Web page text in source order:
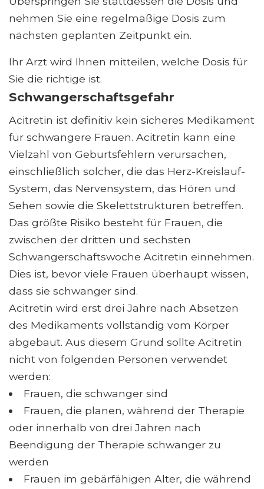
nehmen Sie eine regelmäßige Dosis zum
nächsten geplanten Zeitpunkt ein.
Ihr Arzt wird Ihnen mitteilen, welche Dosis für
Sie die richtige ist.
Schwangerschaftsgefahr
Acitretin ist definitiv kein sicheres Medikament
für schwangere Frauen. Acitretin kann eine
Vielzahl von Geburtsfehlern verursachen,
einschließlich solcher, die das Herz-Kreislauf-
System, das Nervensystem, das Hören und
Sehen sowie die Skelettstrukturen betreffen.
Das größte Risiko besteht für Frauen, die
zwischen der dritten und sechsten
Schwangerschaftswoche Acitretin einnehmen.
Dies ist, bevor viele Frauen überhaupt wissen,
dass sie schwanger sind.
Acitretin wird erst drei Jahre nach Absetzen
des Medikaments vollständig vom Körper
abgebaut. Aus diesem Grund sollte Acitretin
nicht von folgenden Personen verwendet
werden:
Frauen, die schwanger sind
Frauen, die planen, während der Therapie
oder innerhalb von drei Jahren nach
Beendigung der Therapie schwanger zu
werden
Frauen im gebärfähigen Alter, die während